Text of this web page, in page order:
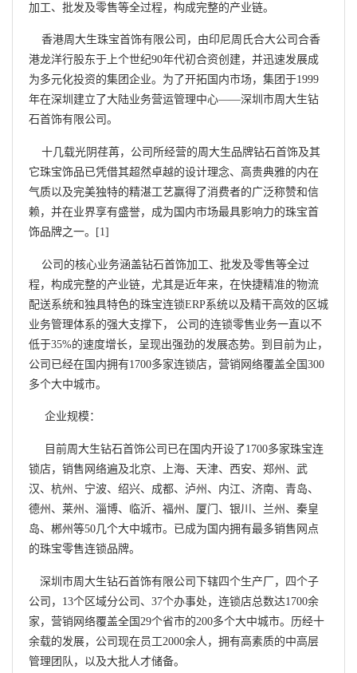
加工、批发及零售等全过程，构成完整的产业链。
香港周大生珠宝首饰有限公司，由印尼周氏合大公司合香
港龙洋行股东于上个世纪90年代初合资创建，并迅速发展成
为多元化投资的集团企业。为了开拓国内市场，集团于1999
年在深圳建立了大陆业务营运管理中心――深圳市周大生钻
石首饰有限公司。
十几载光阴荏苒，公司所经营的周大生品牌钻石首饰及其
它珠宝饰品已凭借其超然卓越的设计理念、高贵典雅的内在
气质以及完美独特的精湛工艺赢得了消费者的广泛称赞和信
赖，并在业界享有盛誉，成为国内市场最具影响力的珠宝首
饰品牌之一。[1]
公司的核心业务涵盖钻石首饰加工、批发及零售等全过
程，构成完整的产业链，尤其是近年来，在快捷精准的物流
配送系统和独具特色的珠宝连锁ERP系统以及精干高效的区城
业务管理体系的强大支撑下， 公司的连锁零售业务一直以不
低于35%的速度增长，呈现出强劲的发展态势。到目前为止，
公司已经在国内拥有1700多家连锁店，营销网络覆盖全国300
多个大中城市。
企业规模：
目前周大生钻石首饰公司已在国内开设了1700多家珠宝连
锁店，销售网络遍及北京、上海、天津、西安、郑州、武
汉、杭州、宁波、绍兴、成都、泸州、内江、济南、青岛、
德州、莱州、淄博、临沂、福州、厦门、银川、兰州、秦皇
岛、郴州等50几个大中城市。已成为国内拥有最多销售网点
的珠宝零售连锁品牌。
深圳市周大生钻石首饰有限公司下辖四个生产厂，四个子
公司，13个区域分公司、37个办事处，连锁店总数达1700余
家，营销网络覆盖全国29个省市的200多个大中城市。历经十
余载的发展，公司现在员工2000余人，拥有高素质的中高层
管理团队，以及大批人才储备。